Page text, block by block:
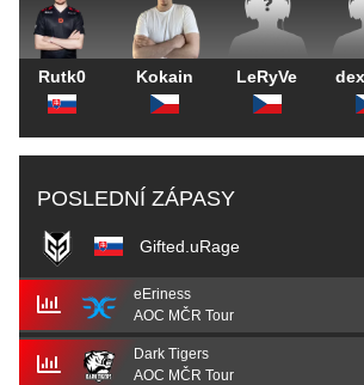
Rutk0 Kokain LeRyVe
POSLEDNÍ ZÁPASY
Gifted.uRage
eEriness
AOC MČR Tour
Dark Tigers
AOC MČR Tour